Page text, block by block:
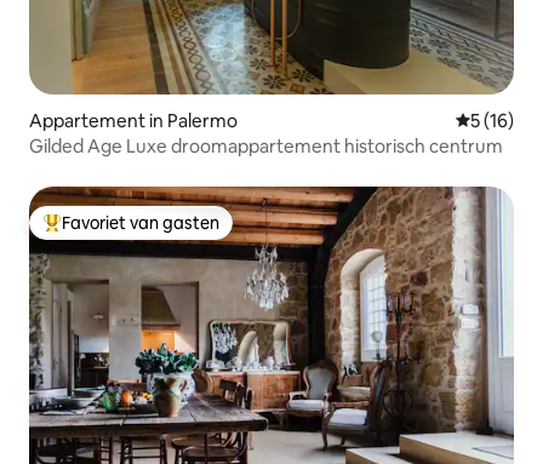
Appartement in Palermo
5 (16)
Gilded Age Luxe droomappartement historisch centrum
Topfavoriet van gasten
Favoriet van gasten